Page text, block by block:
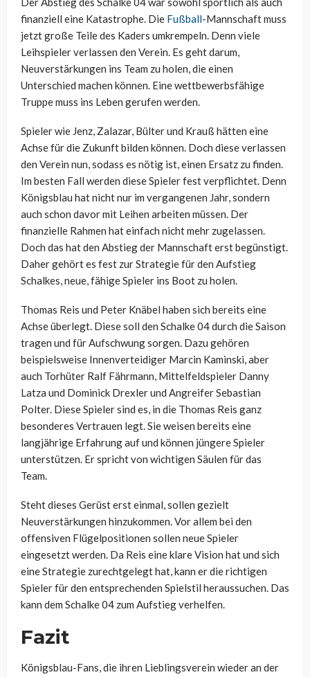
finanziell eine Katastrophe. Die Fußball-Mannschaft muss
jetzt große Teile des Kaders umkrempeln. Denn viele
Leihspieler verlassen den Verein. Es geht darum,
Neuverstärkungen ins Team zu holen, die einen
Unterschied machen können. Eine wettbewerbsfähige
Truppe muss ins Leben gerufen werden.
Spieler wie Jenz, Zalazar, Bülter und Krauß hätten eine
Achse für die Zukunft bilden können. Doch diese verlassen
den Verein nun, sodass es nötig ist, einen Ersatz zu finden.
Im besten Fall werden diese Spieler fest verpflichtet. Denn
Königsblau hat nicht nur im vergangenen Jahr, sondern
auch schon davor mit Leihen arbeiten müssen. Der
finanzielle Rahmen hat einfach nicht mehr zugelassen.
Doch das hat den Abstieg der Mannschaft erst begünstigt.
Daher gehört es fest zur Strategie für den Aufstieg
Schalkes, neue, fähige Spieler ins Boot zu holen.
Thomas Reis und Peter Knäbel haben sich bereits eine
Achse überlegt. Diese soll den Schalke 04 durch die Saison
tragen und für Aufschwung sorgen. Dazu gehören
beispielsweise Innenverteidiger Marcin Kaminski, aber
auch Torhüter Ralf Fährmann, Mittelfeldspieler Danny
Latza und Dominick Drexler und Angreifer Sebastian
Polter. Diese Spieler sind es, in die Thomas Reis ganz
besonderes Vertrauen legt. Sie weisen bereits eine
langjährige Erfahrung auf und können jüngere Spieler
unterstützen. Er spricht von wichtigen Säulen für das
Team.
Steht dieses Gerüst erst einmal, sollen gezielt
Neuverstärkungen hinzukommen. Vor allem bei den
offensiven Flügelpositionen sollen neue Spieler
eingesetzt werden. Da Reis eine klare Vision hat und sich
eine Strategie zurechtgelegt hat, kann er die richtigen
Spieler für den entsprechenden Spielstil heraussuchen. Das
kann dem Schalke 04 zum Aufstieg verhelfen.
Fazit
Königsblau-Fans, die ihren Lieblingsverein wieder an der